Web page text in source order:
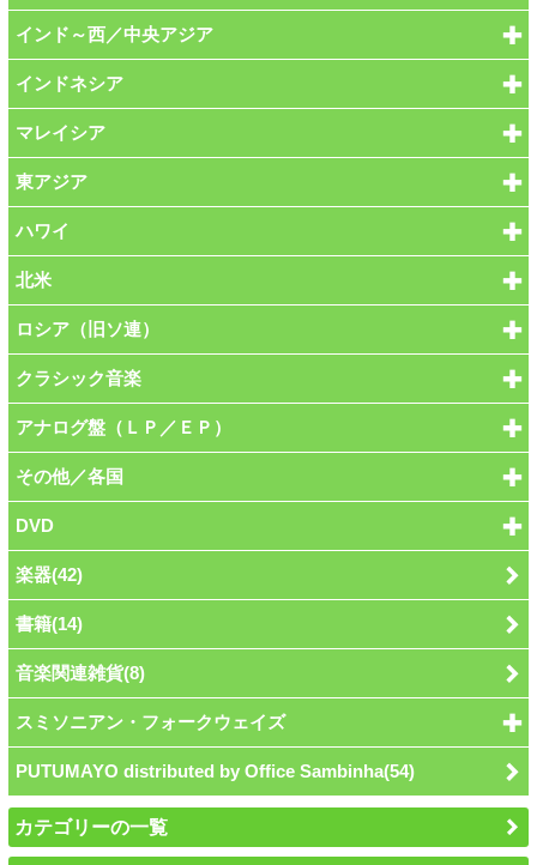
インド～西／中央アジア
インドネシア
マレイシア
東アジア
ハワイ
北米
ロシア（旧ソ連）
クラシック音楽
アナログ盤（ＬＰ／ＥＰ）
その他／各国
DVD
楽器(42)
書籍(14)
音楽関連雑貨(8)
スミソニアン・フォークウェイズ
PUTUMAYO distributed by Office Sambinha(54)
カテゴリーの一覧